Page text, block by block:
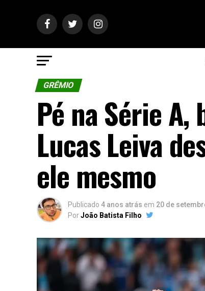
GRÊMIO
Pé na Série
Lucas Leiva
ele mesmo
Publicado 4 anos atrás em 20 de
PorJoão Batista Filho